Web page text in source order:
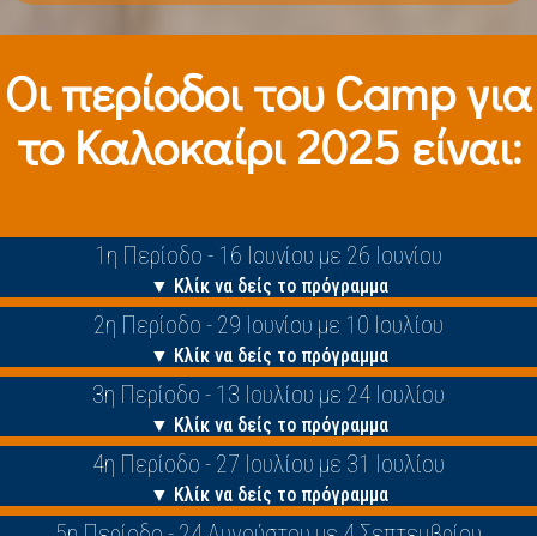
Οι περίοδοι τoυ Camp για
το Καλοκαίρι 2025 είναι:
1η Περίοδο - 16 Ιουνίου με 26 Ιουνίου
▼ Κλίκ να δείς το πρόγραμμα
2η Περίοδο - 29 Ιουνίου με 10 Ιουλίου
▼ Κλίκ να δείς το πρόγραμμα
3η Περίοδο - 13 Ιουλίου με 24 Ιουλίου
▼ Κλίκ να δείς το πρόγραμμα
4η Περίοδο - 27 Ιουλίου με 31 Ιουλίου
▼ Κλίκ να δείς το πρόγραμμα